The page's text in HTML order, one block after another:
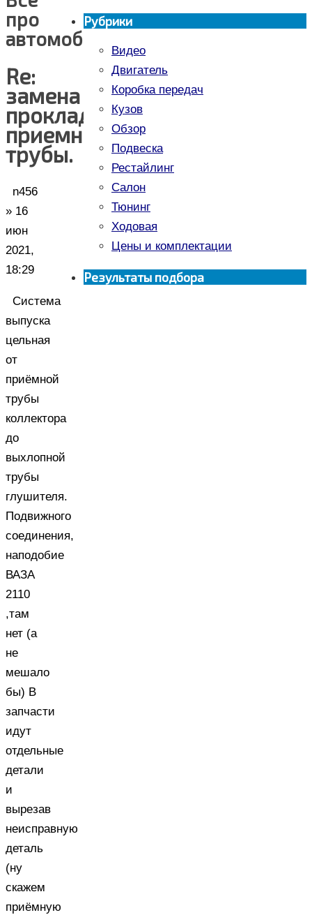
про
автомобили
Re:
замена
прокладки
приемной
трубы.
n456
» 16
июн
2021,
18:29
Система
выпуска
цельная
от
приёмной
трубы
коллектора
до
выхлопной
трубы
глушителя.
Подвижного
соединения,
наподобие
ВАЗА
2110
,там
нет (а
не
мешало
бы) В
запчасти
идут
отдельные
детали
и
вырезав
неисправную
деталь
(ну
скажем
приёмную
Рубрики
Видео
Двигатель
Коробка передач
Кузов
Обзор
Подвеска
Рестайлинг
Салон
Тюнинг
Ходовая
Цены и комплектации
Результаты подбора